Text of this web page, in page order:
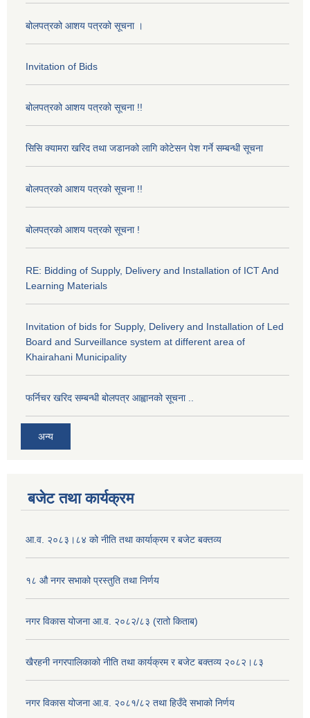
बोलपत्रको आशय पत्रको सूचना ।
Invitation of Bids
बोलपत्रको आशय पत्रको सूचना !!
सिसि क्यामरा खरिद तथा जडानको लागि कोटेसन पेश गर्ने सम्बन्धी सूचना
बोलपत्रको आशय पत्रको सूचना !!
बोलपत्रको आशय पत्रको सूचना !
RE: Bidding of Supply, Delivery and Installation of ICT And
Learning Materials
Invitation of bids for Supply, Delivery and Installation of Led
Board and Surveillance system at different area of
Khairahani Municipality
फर्निचर खरिद सम्बन्धी बोलपत्र आह्वानको सूचना ..
अन्य
बजेट तथा कार्यक्रम
आ.व. २०८३।८४ को नीति तथा कार्याक्रम र बजेट बक्तव्य
१८ औ नगर सभाको प्रस्तुति तथा निर्णय
नगर विकास योजना आ.व. २०८२/८३ (रातो किताब)
खैरहनी नगरपालिकाको नीति तथा कार्यक्रम र बजेट बक्तव्य २०८२।८३
नगर विकास योजना आ.व. २०८१/८२ तथा हिउँदे सभाको निर्णय